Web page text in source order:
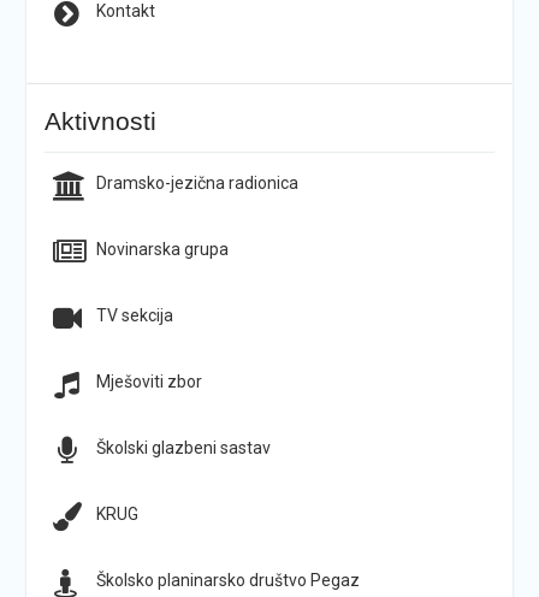
Kontakt
Aktivnosti
Dramsko-jezična radionica
Novinarska grupa
TV sekcija
Mješoviti zbor
Školski glazbeni sastav
KRUG
Školsko planinarsko društvo Pegaz